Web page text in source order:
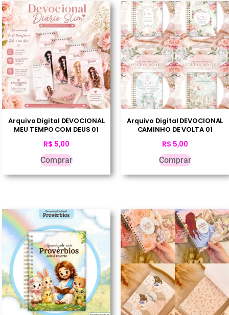
Arquivo Digital DEVOCIONAL
MEU TEMPO COM DEUS 01
R$ 5,00
Comprar
Arquivo Digital DEVOCIONAL
CAMINHO DE VOLTA 01
R$ 5,00
Comprar